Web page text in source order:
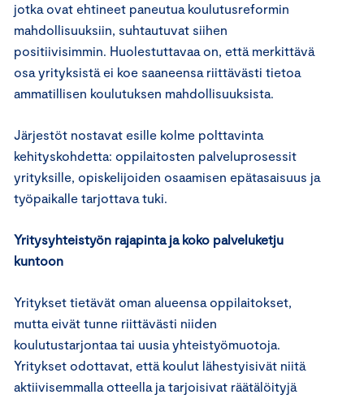
jotka ovat ehtineet paneutua koulutusreformin
mahdollisuuksiin, suhtautuvat siihen
positiivisimmin. Huolestuttavaa on, että merkittävä
osa yrityksistä ei koe saaneensa riittävästi tietoa
ammatillisen koulutuksen mahdollisuuksista.
Järjestöt nostavat esille kolme polttavinta
kehityskohdetta: oppilaitosten palveluprosessit
yrityksille, opiskelijoiden osaamisen epätasaisuus ja
työpaikalle tarjottava tuki.
Yritysyhteistyön rajapinta ja koko palveluketju
kuntoon
Yritykset tietävät oman alueensa oppilaitokset,
mutta eivät tunne riittävästi niiden
koulutustarjontaa tai uusia yhteistyömuotoja.
Yritykset odottavat, että koulut lähestyisivät niitä
aktiivisemmalla otteella ja tarjoisivat räätälöityjä